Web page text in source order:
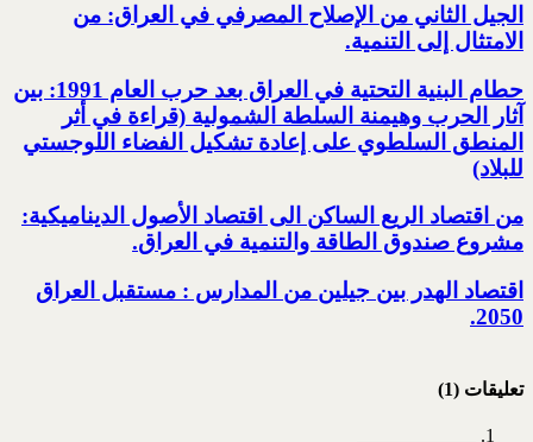
الجيل الثاني من الإصلاح المصرفي في العراق: من
الامتثال إلى التنمية.‏
حطام البنية التحتية في العراق بعد حرب العام 1991: بين
آثار الحرب وهيمنة السلطة الشمولية‎ ‏(قراءة في أثر
المنطق السلطوي على إعادة تشكيل الفضاء اللوجستي
للبلاد)‏
من اقتصاد الريع الساكن الى اقتصاد الأصول الديناميكية:
مشروع صندوق الطاقة والتنمية في العراق‎.
اقتصاد الهدر بين جيلين من المدارس : مستقبل العراق
2050‏‎.‎
تعليقات (1)